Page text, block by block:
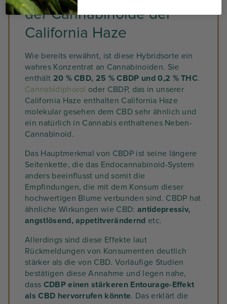
der Cannabinoide der
California Haze
Wie bereits erwähnt, ist diese Hybridsorte ein
wahres Konzentrat an Cannabinoiden. Sie
enthält 20 % CBD, 25 % CBDP und 0,2 % THC.
Cannabidiphorol oder CBDP, das in unserer
California Haze enthalten California Haze
molekular gesehen dem CBD sehr ähnlich und
ein natürlich in Cannabis enthaltenes Neben-
Cannabinoid.
Das Hauptmerkmal von CBDP ist seine längere
Seitenkette, die das Endocannabinoid-System
anders beeinflusst und somit die
Empfindungen, die mit dem Konsum dieser
hochwertigen Blume verbunden sind. CBDP hat
ähnliche Wirkungen wie CBD: antidepressiv,
angstlösend, appetitverändernd etc.
Allerdings sind diese Effekte laut
Rückmeldungen von Konsumenten deutlich
stärker als die von CBD. Vorläufige Studien
bestätigen diese Annahme und legen nahe,
dass CDBP einen stärkeren Entourage-Effekt
als CBD hervorrufen könnte. Das erklärt die